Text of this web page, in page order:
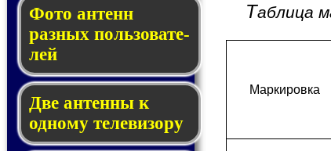
Фото антенн
разных поль­зо­ва­те­
лей
Две антенны к
одному те­ле­ви­зору
Таблица
Мар­ки­ров­ка